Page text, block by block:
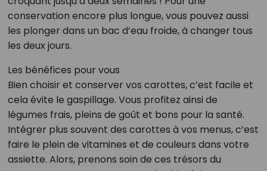
conservation encore plus longue, vous pouvez aussi
les plonger dans un bac d’eau froide, à changer tous
les deux jours.
Les bénéfices pour vous
Bien choisir et conserver vos carottes, c’est facile et
cela évite le gaspillage. Vous profitez ainsi de
légumes frais, pleins de goût et bons pour la santé.
Intégrer plus souvent des carottes à vos menus, c’est
faire le plein de vitamines et de couleurs dans votre
assiette. Alors, prenons soin de ces trésors du